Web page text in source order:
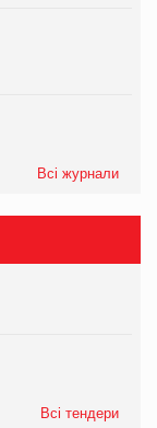
Всі журнали
Всі тендери